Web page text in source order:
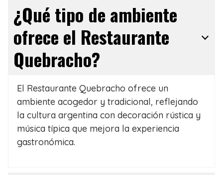
¿Qué tipo de ambiente
ofrece el Restaurante
Quebracho?
El Restaurante Quebracho ofrece un
ambiente acogedor y tradicional, reflejando
la cultura argentina con decoración rústica y
música típica que mejora la experiencia
gastronómica.